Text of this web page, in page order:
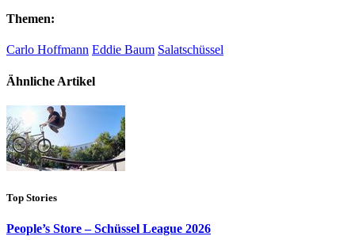
Themen:
Carlo Hoffmann Eddie Baum Salatschüssel
Ähnliche Artikel
Top Stories
People’s Store – Schüssel League 2026